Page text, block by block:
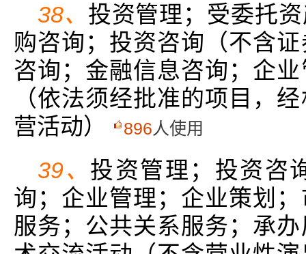
38、 投资管理；受委托
购咨询；投资咨询（不含
咨询；金融信息咨询；企
（依法须经批准的项目，
营活动）
896人使用
39、 投资管理；投资咨
询；企业管理；企业策划
服务；公共关系服务；承